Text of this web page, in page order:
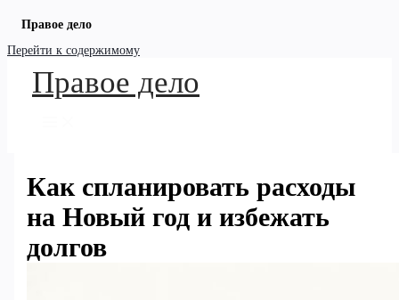
Правое дело
Перейти к содержимому
Правое дело
Как спланировать расходы
на Новый год и избежать
долгов